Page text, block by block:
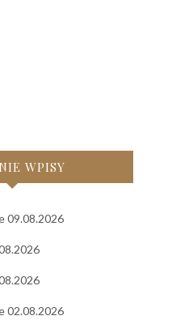
WPISY
09.08.2026
02.08.2026